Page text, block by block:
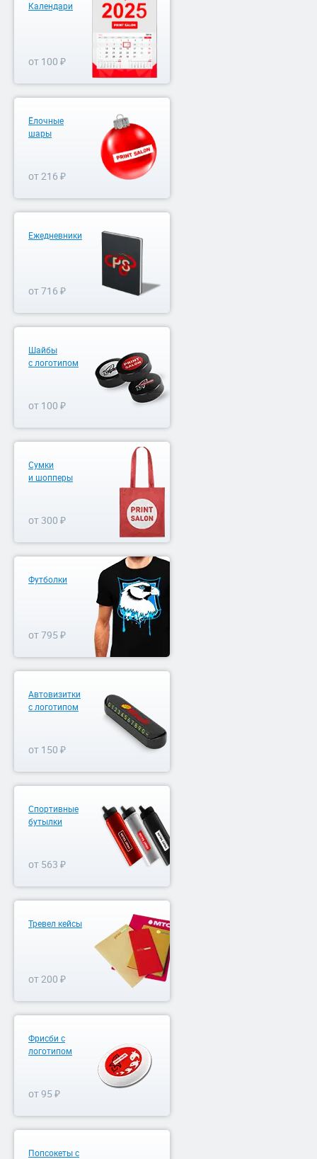
Календари
от 100 ₽
Ёлочные
шары
от 216 ₽
Ежедневники
от 716 ₽
Шайбы
с логотипом
от 100 ₽
Сумки
и шопперы
от 300 ₽
Футболки
от 795 ₽
Автовизитки
с логотипом
от 150 ₽
Спортивные
бутылки
от 563 ₽
Тревел кейсы
от 200 ₽
Фрисби с
логотипом
от 95 ₽
Попсокеты с